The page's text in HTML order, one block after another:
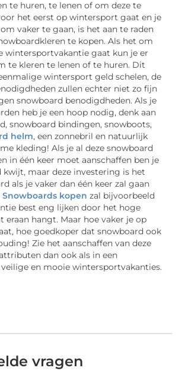
te huren, te lenen of om deze te
het eerst op wintersport gaat en je
vaker te gaan, is het aan te raden
te kopen. Als het om
wintersportvakantie gaat kun je er
te kleren te lenen of te huren. Dit
wintersport geld schelen, de
zullen echter niet zo fijn
snowboard benodigdheden. Als je
heb je een hoop nodig, denk aan
snowboard bindingen, snowboots,
helm, een zonnebril en natuurlijk
kleding! Als je al deze snowboard
in één keer moet aanschaffen ben je
kwijt, maar deze investering is het
als je vaker dan één keer zal gaan
Snowboards kopen zal bijvoorbeeld
best eng lijken door het hoge
eraan hangt. Maar hoe vaker je op
hoe goedkoper dat snowboard ook
Zie het aanschaffen van deze
dan ook als in een
en mooie wintersportvakanties.
vragen